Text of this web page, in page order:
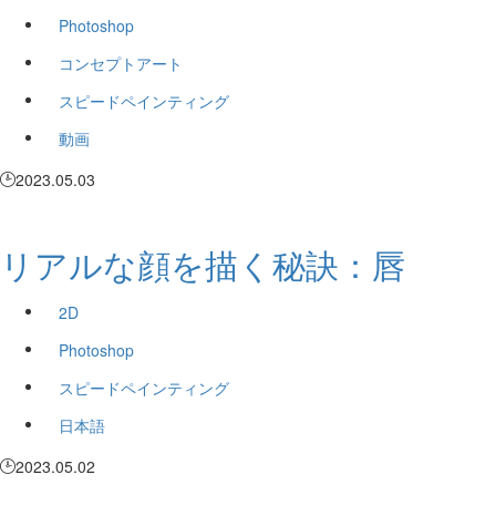
Photoshop
コンセプトアート
スピードペインティング
動画
2023.05.03
リアルな顔を描く秘訣：唇
2D
Photoshop
スピードペインティング
日本語
2023.05.02